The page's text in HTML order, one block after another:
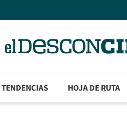
TENDENCIAS HOJA DE RUTA